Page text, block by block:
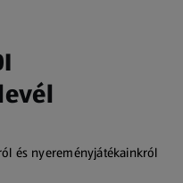
és nyereményjátékainkról